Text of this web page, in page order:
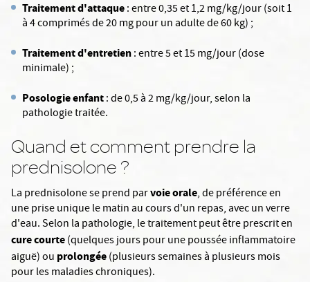
Traitement d'attaque: entre 0,35 et 1,2 mg/kg/jour (soit 1
à 4 comprimés de 20 mg pour un adulte de 60 kg) ;
Traitement d'entretien: entre 5 et 15 mg/jour (dose
minimale) ;
Posologie enfant: de 0,5 à 2 mg/kg/jour, selon la
pathologie traitée.
Quand et comment prendre la
prednisolone ?
La prednisolone se prend parvoie orale, de préférence en
une prise unique le matin au cours d'un repas, avec un verre
d'eau. Selon la pathologie, le traitement peut être prescrit en
cure courte(quelques jours pour une poussée inflammatoire
aiguë) ou prolongée(plusieurs semaines à plusieurs mois
pour les maladies chroniques).